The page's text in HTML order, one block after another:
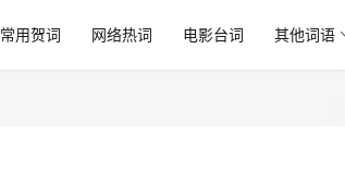
常用贺词 网络热词 电影台词 其他词语